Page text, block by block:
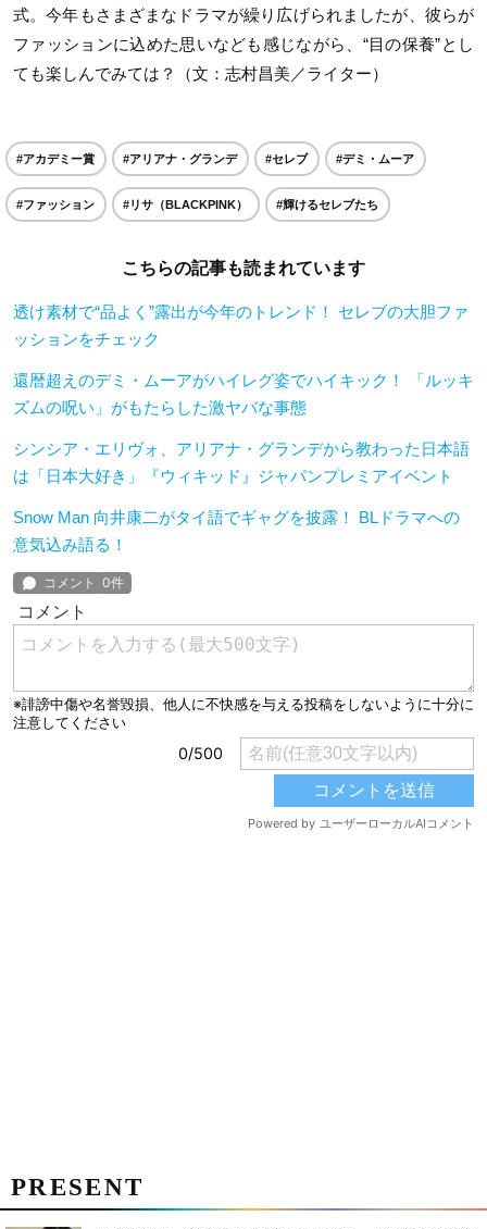
式。今年もさまざまなドラマが繰り広げられましたが、彼らが
ファッションに込めた思いなども感じながら、“目の保養”とし
ても楽しんでみては？（文：志村昌美／ライター）
#アカデミー賞 #アリアナ・グランデ #セレブ #デミ・ムーア
#ファッション #リサ（BLACKPINK） #輝けるセレブたち
こちらの記事も読まれています
透け素材で“品よく”露出が今年のトレンド！ セレブの大胆ファ
ッションをチェック
還暦超えのデミ・ムーアがハイレグ姿でハイキック！ 「ルッキ
ズムの呪い」がもたらした激ヤバな事態
シンシア・エリヴォ、アリアナ・グランデから教わった日本語
は「日本大好き」『ウィキッド』ジャパンプレミアイベント
Snow Man 向井康二がタイ語でギャグを披露！ BLドラマへの
意気込み語る！
PRESENT